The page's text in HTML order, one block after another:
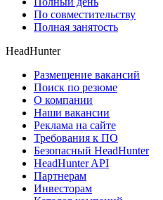
По совместительству
Полная занятость
HeadHunter
Размещение вакансий
Поиск по резюме
О компании
Наши вакансии
Реклама на сайте
Требования к ПО
Безопасный HeadHunter
HeadHunter API
Партнерам
Инвесторам